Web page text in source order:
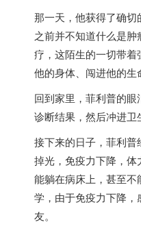
那一天，他获得了确
之前并不知道什么是
疗，这陌生的一切带
他的身体、闯进他的生
回到家里，菲利普的
诊断结果，然后冲进卫
接下来的日子，菲利
掉光，免疫力下降，体
能躺在病床上，甚至
学，由于免疫力下降
友。